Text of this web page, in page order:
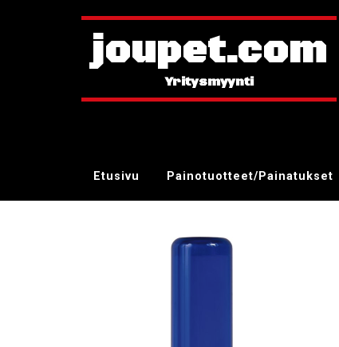
joupet.com
Etusivu Painotuotteet/Painatukset